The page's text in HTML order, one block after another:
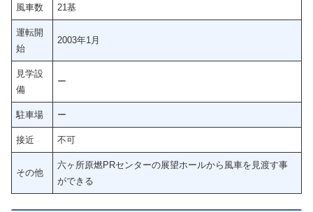
風車数 21基
運転開
始
2003年1月
見学設
備
ー
駐車場 ー
接近 不可
その他
六ヶ所原燃PRセンターの展望ホールから風車を見渡す事
ができる